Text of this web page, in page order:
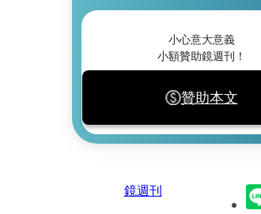
小心意大意義
小額贊助鏡週刊！
贊助本文
鏡週刊